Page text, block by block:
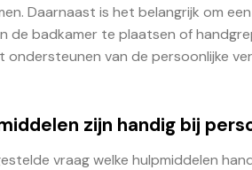
Daarnaast is het belangrijk om
de badkamer te plaatsen of
ondersteunen van de persoonlijke
zijn handig bij
vraag welke hulpmiddelen